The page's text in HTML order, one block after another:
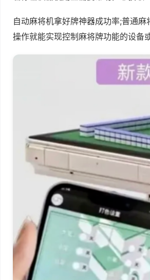
自动麻将机拿好牌神器成功率;普通
操作就能实现控制麻将牌功能的设备